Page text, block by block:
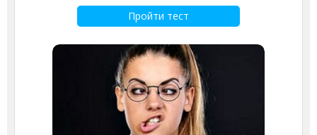
Пройти тест